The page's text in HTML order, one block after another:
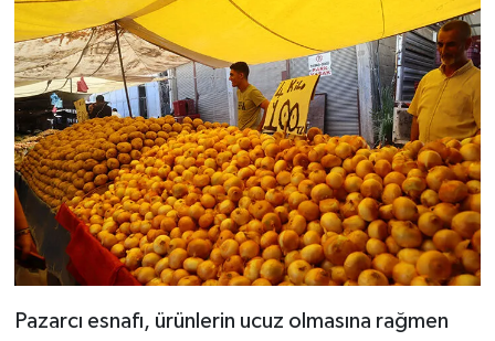
Pazarcı esnafı, ürünlerin ucuz olmasına rağmen